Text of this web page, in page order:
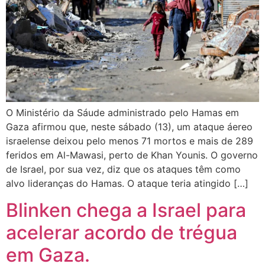
O Ministério da Sáude administrado pelo Hamas em
Gaza afirmou que, neste sábado (13), um ataque áereo
israelense deixou pelo menos 71 mortos e mais de 289
feridos em Al-Mawasi, perto de Khan Younis. O governo
de Israel, por sua vez, diz que os ataques têm como
alvo lideranças do Hamas. O ataque teria atingido […]
Blinken chega a Israel para
acelerar acordo de trégua
em Gaza.